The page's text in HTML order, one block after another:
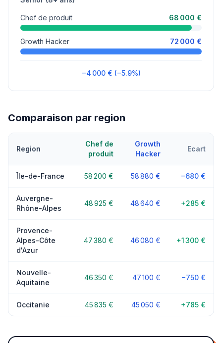
Chef de produit 68 000 €
Growth Hacker 72 000 €
−4 000 € (−5.9%)
Comparaison par region
Region
Chef de
produit
Growth
Hacker
Ecart
Île-de-France 58 200 € 58 880 € −680 €
Auvergne-
Rhône-Alpes
48 925 € 48 640 € +285 €
Provence-
Alpes-Côte
d'Azur
47 380 € 46 080 € +1 300 €
Nouvelle-
Aquitaine
46 350 € 47 100 € −750 €
Occitanie 45 835 € 45 050 € +785 €